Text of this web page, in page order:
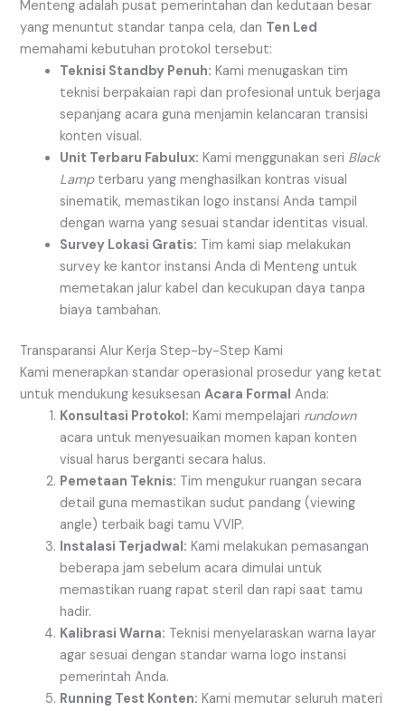
Menteng adalah pusat pemerintahan dan kedutaan besar
yang menuntut standar tanpa cela, dan Ten Led
memahami kebutuhan protokol tersebut:
Teknisi Standby Penuh: Kami menugaskan tim
teknisi berpakaian rapi dan profesional untuk berjaga
sepanjang acara guna menjamin kelancaran transisi
konten visual.
Unit Terbaru Fabulux: Kami menggunakan seri Black
Lampterbaru yang menghasilkan kontras visual
sinematik, memastikan logo instansi Anda tampil
dengan warna yang sesuai standar identitas visual.
Survey Lokasi Gratis: Tim kami siap melakukan
survey ke kantor instansi Anda di Menteng untuk
memetakan jalur kabel dan kecukupan daya tanpa
biaya tambahan.
Transparansi Alur Kerja Step-by-Step Kami
Kami menerapkan standar operasional prosedur yang ketat
untuk mendukung kesuksesanAcara Formal Anda:
Konsultasi Protokol: Kami mempelajari rundown
acara untuk menyesuaikan momen kapan konten
visual harus berganti secara halus.
Pemetaan Teknis: Tim mengukur ruangan secara
detail guna memastikan sudut pandang (viewing
angle) terbaik bagi tamu VVIP.
Instalasi Terjadwal: Kami melakukan pemasangan
beberapa jam sebelum acara dimulai untuk
memastikan ruang rapat steril dan rapi saat tamu
hadir.
Kalibrasi Warna: Teknisi menyelaraskan warna layar
agar sesuai dengan standar warna logo instansi
pemerintah Anda.
Running Test Konten: Kami memutar seluruh materi